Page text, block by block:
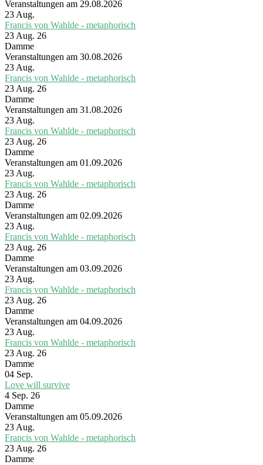
Veranstaltungen am 29.08.2026
23 Aug.
Francis von Wahlde - metaphorisch
23 Aug. 26
Damme
Veranstaltungen am 30.08.2026
23 Aug.
Francis von Wahlde - metaphorisch
23 Aug. 26
Damme
Veranstaltungen am 31.08.2026
23 Aug.
Francis von Wahlde - metaphorisch
23 Aug. 26
Damme
Veranstaltungen am 01.09.2026
23 Aug.
Francis von Wahlde - metaphorisch
23 Aug. 26
Damme
Veranstaltungen am 02.09.2026
23 Aug.
Francis von Wahlde - metaphorisch
23 Aug. 26
Damme
Veranstaltungen am 03.09.2026
23 Aug.
Francis von Wahlde - metaphorisch
23 Aug. 26
Damme
Veranstaltungen am 04.09.2026
23 Aug.
Francis von Wahlde - metaphorisch
23 Aug. 26
Damme
04 Sep.
Love will survive
4 Sep. 26
Damme
Veranstaltungen am 05.09.2026
23 Aug.
Francis von Wahlde - metaphorisch
23 Aug. 26
Damme